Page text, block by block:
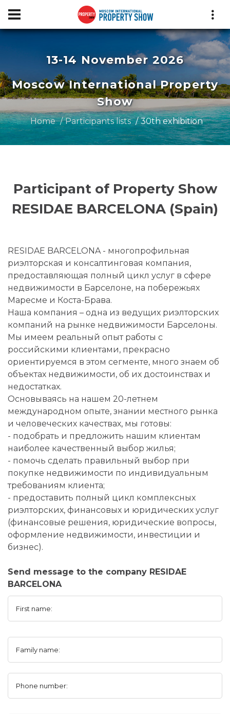
13-14 November 2026
Moscow International Property
Show
Home Participants lists 30th exhibition
Participant of Property Show
RESIDAE BARCELONA (Spain)
RESIDAE BARCELONA - многопрофильная
риэлторская и консалтинговая компания,
предоставляющая полный цикл услуг в сфере
недвижимости в Барселоне, на побережьях
Маресме и Коста-Брава.
Наша компания – одна из ведущих риэлторских
компаний на рынке недвижимости Барселоны.
Мы имеем реальный опыт работы с
российскими клиентами, прекрасно
ориентируемся в этом сегменте, много знаем об
объектах недвижимости, об их достоинствах и
недостатках.
Основываясь на нашем 20-летнем
международном опыте, знании местного рынка
и человеческих качествах, мы готовы:
- подобрать и предложить нашим клиентам
наиболее качественный выбор жилья;
- помочь сделать правильный выбор при
покупке недвижимости по индивидуальным
требованиям клиента;
- предоставить полный цикл комплексных
риэлторских, финансовых и юридических услуг
(финансовые решения, юридические вопросы,
оформление недвижимости, инвестиции и
бизнес).
Send message to the company RESIDAE
BARCELONA
First name:
Family name:
Phone number: